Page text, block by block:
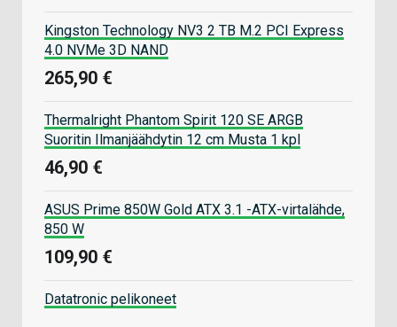
Kingston Technology NV3 2 TB M.2 PCI Express
4.0 NVMe 3D NAND
265,90 €
Thermalright Phantom Spirit 120 SE ARGB
Suoritin Ilmanjäähdytin 12 cm Musta 1 kpl
46,90 €
ASUS Prime 850W Gold ATX 3.1 -ATX-virtalähde,
850 W
109,90 €
Datatronic pelikoneet